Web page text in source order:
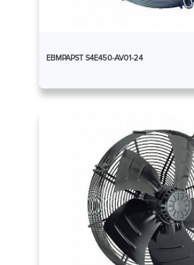
EBMPAPST S4E450-AV01-24